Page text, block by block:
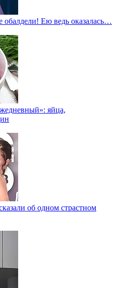
обалдели! Ею ведь оказалась…
яйца,
об одном страстном